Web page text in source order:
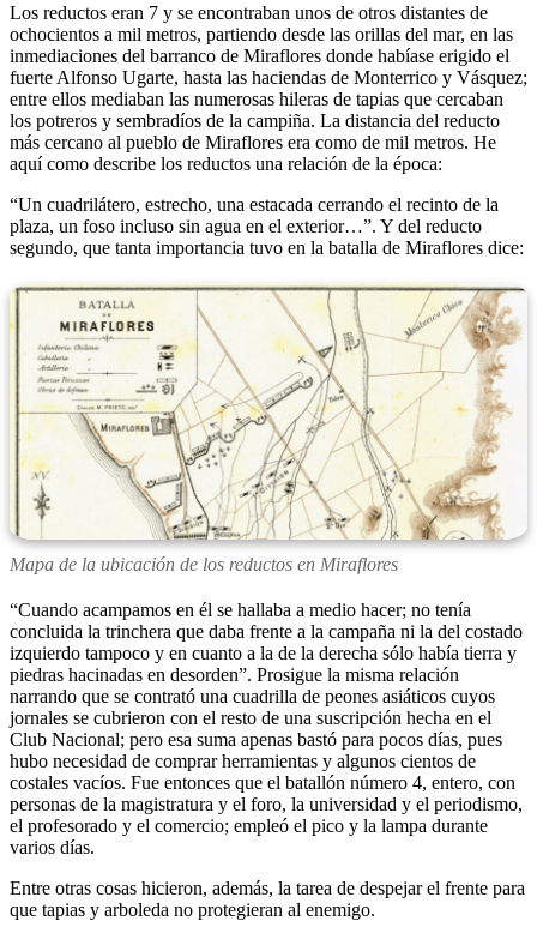
Los reductos eran 7 y se encontraban unos de otros distantes de
ochocientos a mil metros, partiendo desde las orillas del mar, en las
inmediaciones del barranco de Miraflores donde habíase erigido el
fuerte Alfonso Ugarte, hasta las haciendas de Monterrico y Vásquez;
entre ellos mediaban las numerosas hileras de tapias que cercaban
los potreros y sembradíos de la campiña. La distancia del reducto
más cercano al pueblo de Miraflores era como de mil metros. He
aquí como describe los reductos una relación de la época:
“Un cuadrilátero, estrecho, una estacada cerrando el recinto de la
plaza, un foso incluso sin agua en el exterior…”. Y del reducto
segundo, que tanta importancia tuvo en la batalla de Miraflores dice:
Mapa de la ubicación de los reductos en Miraflores
“Cuando acampamos en él se hallaba a medio hacer; no tenía
concluida la trinchera que daba frente a la campaña ni la del costado
izquierdo tampoco y en cuanto a la de la derecha sólo había tierra y
piedras hacinadas en desorden”. Prosigue la misma relación
narrando que se contrató una cuadrilla de peones asiáticos cuyos
jornales se cubrieron con el resto de una suscripción hecha en el
Club Nacional; pero esa suma apenas bastó para pocos días, pues
hubo necesidad de comprar herramientas y algunos cientos de
costales vacíos. Fue entonces que el batallón número 4, entero, con
personas de la magistratura y el foro, la universidad y el periodismo,
el profesorado y el comercio; empleó el pico y la lampa durante
varios días.
Entre otras cosas hicieron, además, la tarea de despejar el frente para
que tapias y arboleda no protegieran al enemigo.